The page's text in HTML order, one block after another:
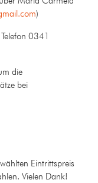
)
0341
die
bei
Eintrittspreis
Vielen Dank!